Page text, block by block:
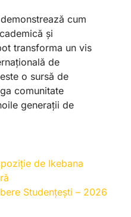
cum
și
transforma un vis
de
o sursă de
comunitate
generații de
de Ikebana
Studențești – 2026